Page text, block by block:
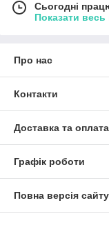
Сьогодні
Показати весь
Про нас
Контакти
Доставка та оплата
Графік роботи
Повна версія сайту